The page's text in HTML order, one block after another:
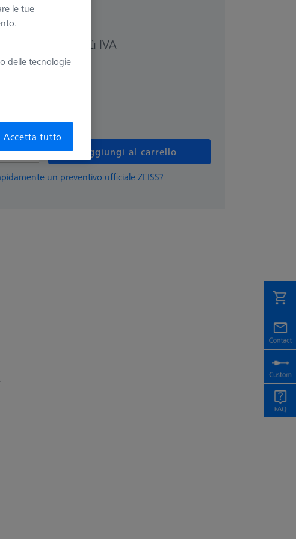
566
€ più IVA
pz
Aggiungi al carrello
un preventivo ufficiale ZEISS?
le tue
delle tecnologie
Accetta tutto